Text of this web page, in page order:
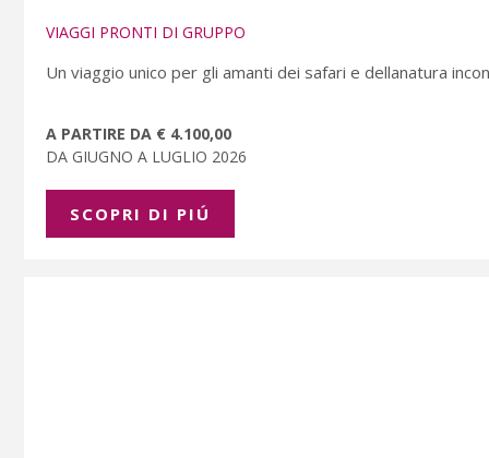
VIAGGI PRONTI DI GRUPPO
Un viaggio unico per gli amanti dei safari e dellanatura
A PARTIRE DA € 4.100,00
DA GIUGNO A LUGLIO 2026
SCOPRI DI PIÚ